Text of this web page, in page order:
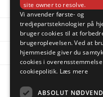
site owner to resolve.
Vi anvender første- og
tredjepartsteknologier på
bruger cookies til at
brugeroplevelsen. Ved at
hjemmeside giver du
cookies i
cookiepolitik. Læs mere
ABSOLUT